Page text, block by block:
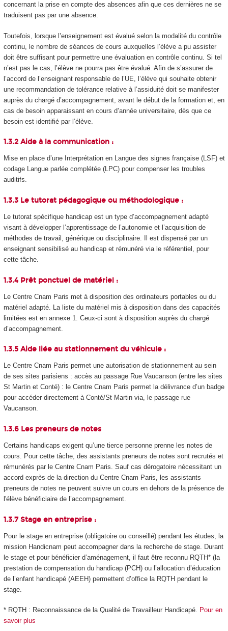
concernant la prise en compte des absences afin que ces dernières ne se
traduisent pas par une absence.
Toutefois, lorsque l’enseignement est évalué selon la modalité du contrôle
continu, le nombre de séances de cours auxquelles l’élève a pu assister
doit être suffisant pour permettre une évaluation en contrôle continu. Si tel
n’est pas le cas, l’élève ne pourra pas être évalué. Afin de s’assurer de
l’accord de l’enseignant responsable de l’UE, l’élève qui souhaite obtenir
une recommandation de tolérance relative à l’assiduité doit se manifester
auprès du chargé d’accompagnement, avant le début de la formation et, en
cas de besoin apparaissant en cours d’année universitaire, dès que ce
besoin est identifié par l’élève.
1.3.2 Aide à la communication :
Mise en place d’une Interprétation en Langue des signes française (LSF) et
codage Langue parlée complétée (LPC) pour compenser les troubles
auditifs.
1.3.3 Le tutorat pédagogique ou méthodologique :
Le tutorat spécifique handicap est un type d’accompagnement adapté
visant à développer l’apprentissage de l’autonomie et l’acquisition de
méthodes de travail, générique ou disciplinaire. Il est dispensé par un
enseignant sensibilisé au handicap et rémunéré via le référentiel, pour
cette tâche.
1.3.4 Prêt ponctuel de matériel :
Le Centre Cnam Paris met à disposition des ordinateurs portables ou du
matériel adapté. La liste du matériel mis à disposition dans des capacités
limitées est en annexe 1. Ceux-ci sont à disposition auprès du chargé
d’accompagnement.
1.3.5 Aide liée au stationnement du véhicule :
Le Centre Cnam Paris permet une autorisation de stationnement au sein
de ses sites parisiens : accès au passage Rue Vaucanson (entre les sites
St Martin et Conté) : le Centre Cnam Paris permet la délivrance d’un badge
pour accéder directement à Conté/St Martin via, le passage rue
Vaucanson.
1.3.6 Les preneurs de notes
Certains handicaps exigent qu’une tierce personne prenne les notes de
cours. Pour cette tâche, des assistants preneurs de notes sont recrutés et
rémunérés par le Centre Cnam Paris. Sauf cas dérogatoire nécessitant un
accord exprès de la direction du Centre Cnam Paris, les assistants
preneurs de notes ne peuvent suivre un cours en dehors de la présence de
l'élève bénéficiaire de l’accompagnement.
1.3.7 Stage en entreprise :
Pour le stage en entreprise (obligatoire ou conseillé) pendant les études, la
mission Handicnam peut accompagner dans la recherche de stage. Durant
le stage et pour bénéficier d’aménagement, il faut être reconnu RQTH* (la
prestation de compensation du handicap (PCH) ou l’allocation d’éducation
de l’enfant handicapé (AEEH) permettent d’office la RQTH pendant le
stage.
* RQTH : Reconnaissance de la Qualité de Travailleur Handicapé. Pour en
savoir plus